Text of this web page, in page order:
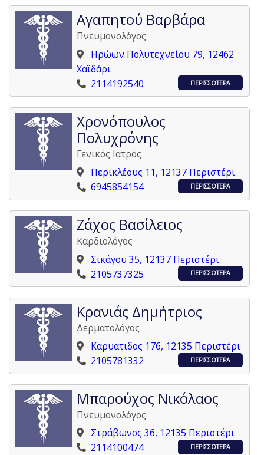
Αγαπητού Βαρβάρα
Πνευμονολόγος
Ηρώων Πολυτεχνείου 79, 12462
Χαϊδάρι
2114192540
ΠΕΡΙΣΣΟΤΕΡΑ
Χρονόπουλος
Πολυχρόνης
Γενικός Ιατρός
Περικλέους 11, 12137 Περιστέρι
6945854154
ΠΕΡΙΣΣΟΤΕΡΑ
Ζάχος Βασίλειος
Καρδιολόγος
Σικάγου 35, 12137 Περιστέρι
2105737325
ΠΕΡΙΣΣΟΤΕΡΑ
Κρανιάς Δημήτριος
Δερματολόγος
Καρυατιδος 176, 12135 Περιστέρι
2105781332
ΠΕΡΙΣΣΟΤΕΡΑ
Μπαρούχος Νικόλαος
Πνευμονολόγος
Στράβωνος 36, 12135 Περιστέρι
2114100474
ΠΕΡΙΣΣΟΤΕΡΑ